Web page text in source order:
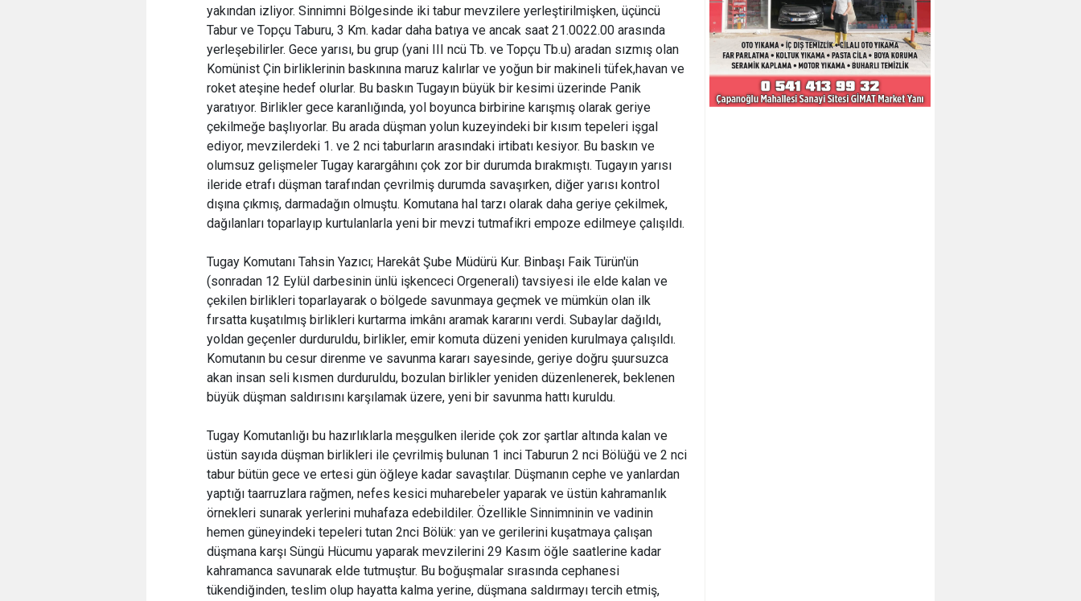
yakından izliyor. Sinnimni Bölgesinde iki tabur mevzilere yerleştirilmişken, üçüncü
Tabur ve Topçu Taburu, 3 Km. kadar daha batıya ve ancak saat 21.0022.00 arasında
yerleşebilirler. Gece yarısı, bu grup (yani III ncü Tb. ve Topçu Tb.u) aradan sızmış olan
Komünist Çin birliklerinin baskınına maruz kalırlar ve yoğun bir makineli tüfek,havan ve
roket ateşine hedef olurlar. Bu baskın Tugayın büyük bir kesimi üzerinde Panik
yaratıyor. Birlikler gece karanlığında, yol boyunca birbirine karışmış olarak geriye
çekilmeğe başlıyorlar. Bu arada düşman yolun kuzeyindeki bir kısım tepeleri işgal
ediyor, mevzilerdeki 1. ve 2 nci taburların arasındaki irtibatı kesiyor. Bu baskın ve
olumsuz gelişmeler Tugay karargâhını çok zor bir durumda bırakmıştı. Tugayın yarısı
ileride etrafı düşman tarafından çevrilmiş durumda savaşırken, diğer yarısı kontrol
dışına çıkmış, darmadağın olmuştu. Komutana hal tarzı olarak daha geriye çekilmek,
dağılanları toparlayıp kurtulanlarla yeni bir mevzi tutmafikri empoze edilmeye çalışıldı.
Tugay Komutanı Tahsin Yazıcı; Harekât Şube Müdürü Kur. Binbaşı Faik Türün'ün
(sonradan 12 Eylül darbesinin ünlü işkenceci Orgenerali) tavsiyesi ile elde kalan ve
çekilen birlikleri toparlayarak o bölgede savunmaya geçmek ve mümkün olan ilk
fırsatta kuşatılmış birlikleri kurtarma imkânı aramak kararını verdi. Subaylar dağıldı,
yoldan geçenler durduruldu, birlikler, emir komuta düzeni yeniden kurulmaya çalışıldı.
Komutanın bu cesur direnme ve savunma kararı sayesinde, geriye doğru şuursuzca
akan insan seli kısmen durduruldu, bozulan birlikler yeniden düzenlenerek, beklenen
büyük düşman saldırısını karşılamak üzere, yeni bir savunma hattı kuruldu.
Tugay Komutanlığı bu hazırlıklarla meşgulken ileride çok zor şartlar altında kalan ve
üstün sayıda düşman birlikleri ile çevrilmiş bulunan 1 inci Taburun 2 nci Bölüğü ve 2 nci
tabur bütün gece ve ertesi gün öğleye kadar savaştılar. Düşmanın cephe ve yanlardan
yaptığı taarruzlara rağmen, nefes kesici muharebeler yaparak ve üstün kahramanlık
örnekleri sunarak yerlerini muhafaza edebildiler. Özellikle Sinnimninin ve vadinin
hemen güneyindeki tepeleri tutan 2nci Bölük: yan ve gerilerini kuşatmaya çalışan
düşmana karşı Süngü Hücumu yaparak mevzilerini 29 Kasım öğle saatlerine kadar
kahramanca savunarak elde tutmuştur. Bu boğuşmalar sırasında cephanesi
tükendiğinden, teslim olup hayatta kalma yerine, düşmana saldırmayı tercih etmiş,